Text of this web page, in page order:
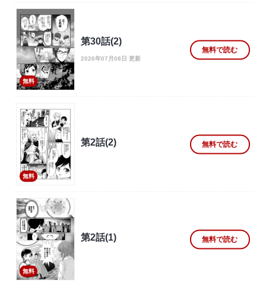
無料
第30話(2)
2026年07月08日 更新
無料で読む
無料
第2話(2) 無料で読む
無料
第2話(1) 無料で読む